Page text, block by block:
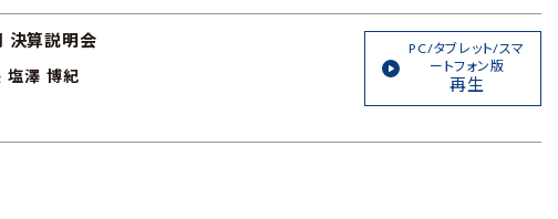
決算説明会
塩澤 博紀
PC/タブレット/スマ
ートフォン版
再生